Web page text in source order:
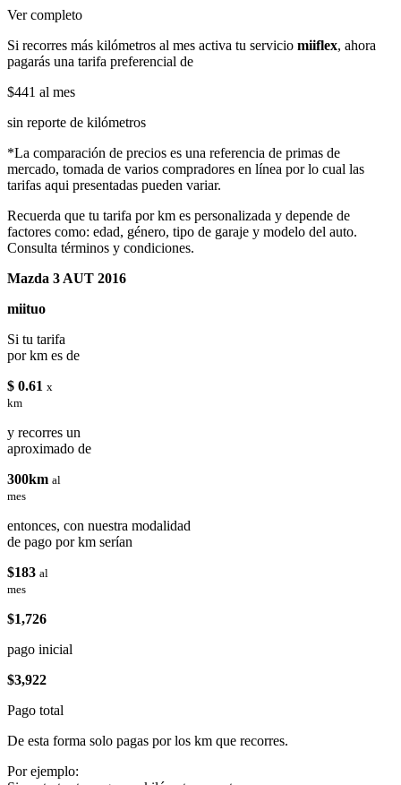
Ver completo
Si recorres más kilómetros al mes activa tu servicio miiflex, ahora
pagarás una tarifa preferencial de
$441 al mes
sin reporte de kilómetros
*La comparación de precios es una referencia de primas de
mercado, tomada de varios compradores en línea por lo cual las
tarifas aqui presentadas pueden variar.
Recuerda que tu tarifa por km es personalizada y depende de
factores como: edad, género, tipo de garaje y modelo del auto.
Consulta términos y condiciones.
Mazda 3 AUT 2016
miituo
Si tu tarifa
por km es de
$ 0.61 x
km
y recorres un
aproximado de
300km al
mes
entonces, con nuestra modalidad
de pago por km serían
$183 al
mes
$1,726
pago inicial
$3,922
Pago total
De esta forma solo pagas por los km que recorres.
Por ejemplo: